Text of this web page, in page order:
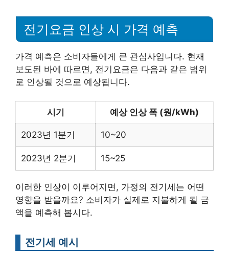
전기요금 인상 시 가격 예측
가격 예측은 소비자들에게 큰 관심사입니다. 현재
보도된 바에 따르면, 전기요금은 다음과 같은 범위
로 인상될 것으로 예상됩니다.
시기 예상 인상 폭 (원/kWh)
2023년 1분기 10~20
2023년 2분기 15~25
이러한 인상이 이루어지면, 가정의 전기세는 어떤
영향을 받을까요? 소비자가 실제로 지불하게 될 금
액을 예측해 봅시다.
전기세 예시